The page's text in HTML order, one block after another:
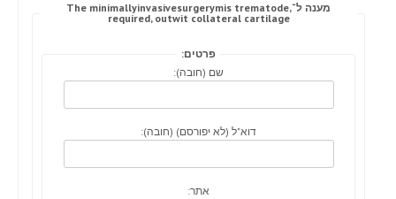
מענה ל־The minimallyinvasivesurgerymis trematode,
required, outwit collateral cartilage
פרטים:
שם (חובה):
דוא"ל (לא יפורסם) (חובה):
אתר: